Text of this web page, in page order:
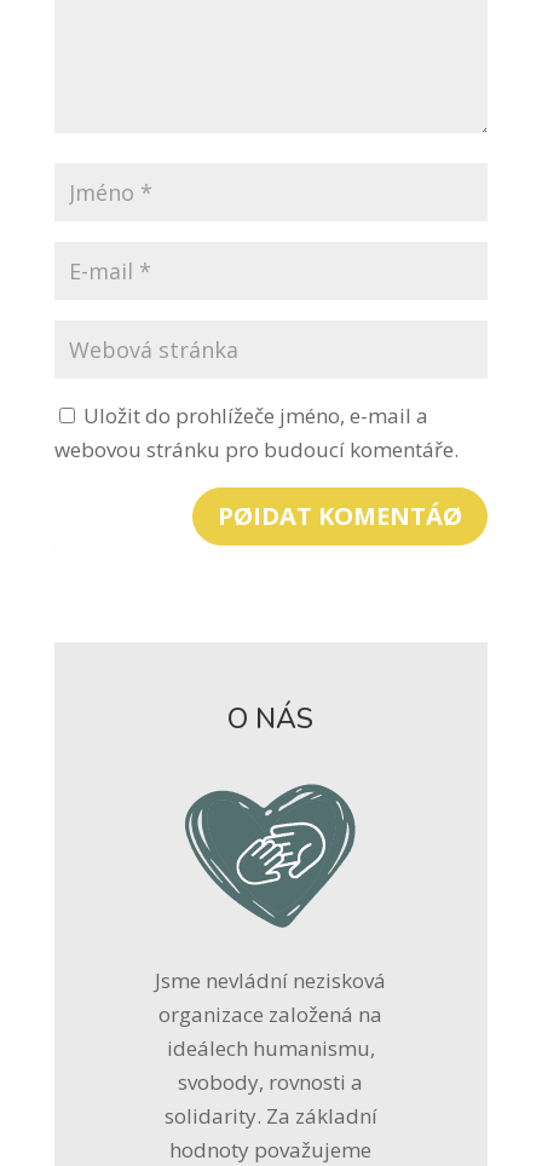
Uložit do prohlížeče jméno, e-mail a
webovou stránku pro budoucí komentáře.
PØIDAT KOMENTÁØ
O NÁS
Jsme nevládní nezisková
organizace založená na
ideálech humanismu,
svobody, rovnosti a
solidarity. Za základní
hodnoty považujeme